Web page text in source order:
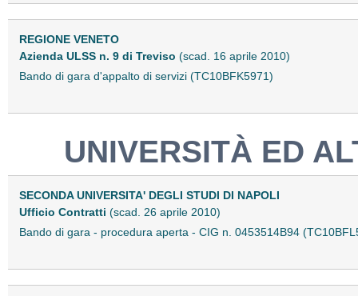
REGIONE VENETO
Azienda ULSS n. 9 di Treviso (scad. 16 aprile 2010)
Bando di gara d'appalto di servizi (TC10BFK5971)
UNIVERSITÀ ED
SECONDA UNIVERSITA' DEGLI STUDI DI NAPOLI
Ufficio Contratti (scad. 26 aprile 2010)
Bando di gara - procedura aperta - CIG n. 0453514B94